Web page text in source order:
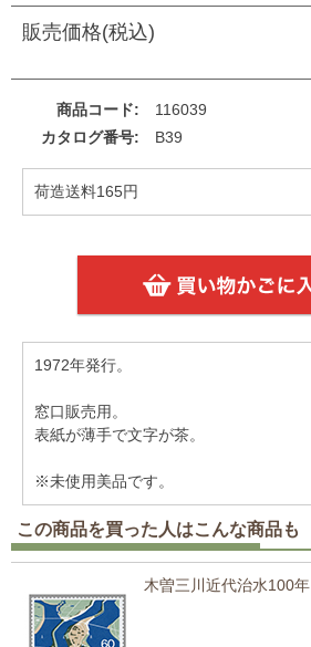
販売価格(税込)
商品コード
116039
カタログ番号
B39
荷造送料165円
1972年発行。
窓口販売用。
表紙が薄手で文字が茶。
※未使用美品です。
この商品を買った人はこんな商品も
木曽三川近代治水100年